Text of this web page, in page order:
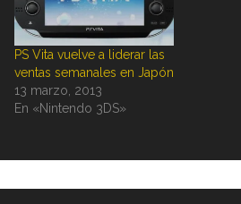
PS Vita vuelve a liderar las
ventas semanales en Japón
13 marzo, 2013
En «Nintendo 3DS»